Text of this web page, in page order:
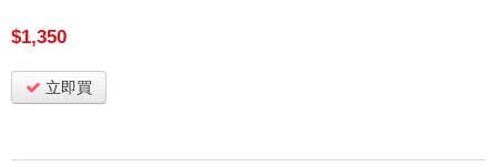
$1,350
立即買